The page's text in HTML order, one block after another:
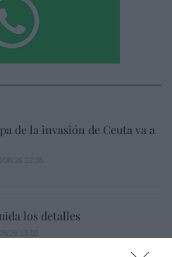
de la invasión de Ceuta va a
los detalles